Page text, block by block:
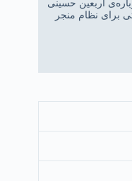
اربعین حسینی
برای نظام منجر